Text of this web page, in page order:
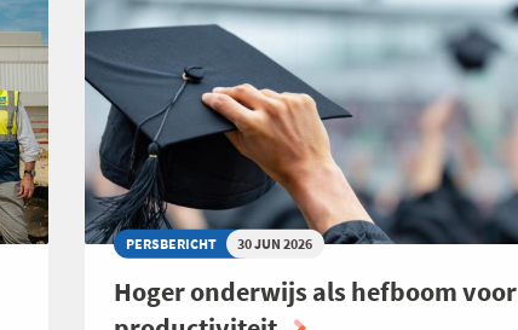
PERSBERICHT 30 JUN 2026
Hoger onderwijs als hefboom voor